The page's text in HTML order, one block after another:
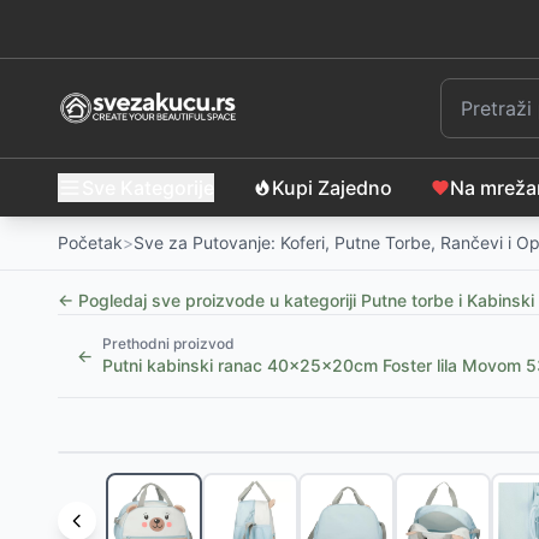
Kupi Zajedno Na
Početak>Sve za Putovanje: Koferi, Putne Torbe, Rančevi i
← Pogledaj sve proizvode u kategoriji Putne torbe i Kabinski
←
Prethodni proizvod
Putni kabinski ranac 40x25x20cm Foster lila Movom
Putna torba 55cm Pepe Jeans Mia light pink 60736
Dečija putna ili sportska torba Disney Minnie